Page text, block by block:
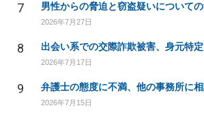
7 男性からの脅迫と窃盗疑いについて
2026年7月27日
8 出会い系での交際詐欺被害、身元特
2026年7月17日
9 弁護士の態度に不満、他の事務所に
2026年7月15日